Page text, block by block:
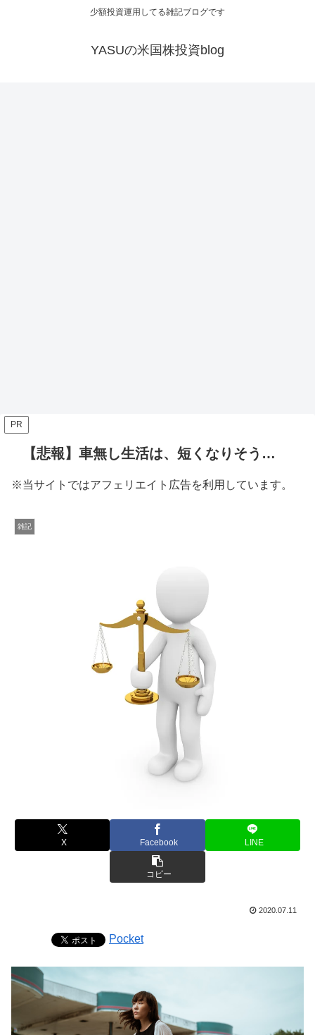
少額投資運用してる雑記ブログです
YASUの米国株投資blog
PR
【悲報】車無し生活は、短くなりそう…
※当サイトではアフェリエイト広告を利用しています。
雑記
X Facebook LINE
コピー
2020.07.11
Pocket